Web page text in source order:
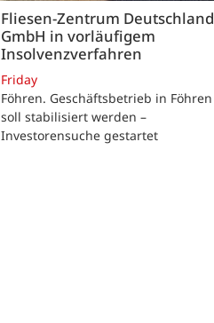
Fliesen-Zentrum Deutschland
GmbH in vorläufigem
Insolvenzverfahren
Friday
Föhren. Geschäftsbetrieb in Föhren
soll stabilisiert werden –
Investorensuche gestartet